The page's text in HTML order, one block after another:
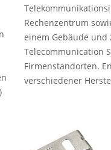
Rechenzentrum
einem Gebäude und
Telecommunication
Firmenstandorten.
verschiedener